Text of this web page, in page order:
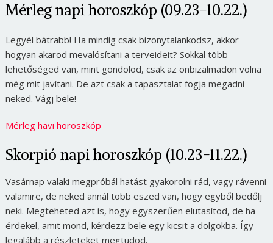
Mérleg napi horoszkóp (09.23-10.22.)
Legyél bátrabb! Ha mindig csak bizonytalankodsz, akkor
hogyan akarod mevalósítani a terveideit? Sokkal több
lehetőséged van, mint gondolod, csak az önbizalmadon volna
még mit javítani. De azt csak a tapasztalat fogja megadni
neked. Vágj bele!
Mérleg havi horoszkóp
Skorpió napi horoszkóp (10.23-11.22.)
Vasárnap valaki megpróbál hatást gyakorolni rád, vagy rávenni
valamire, de neked annál több eszed van, hogy egyből bedőlj
neki. Megteheted azt is, hogy egyszerűen elutasítod, de ha
érdekel, amit mond, kérdezz bele egy kicsit a dolgokba. Így
legalább a részleteket megtudod.